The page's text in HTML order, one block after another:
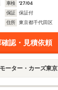
車検
'27/04
保証
保証付
住所
東京都千代田区
認・見積依頼
ーター・カーズ東京